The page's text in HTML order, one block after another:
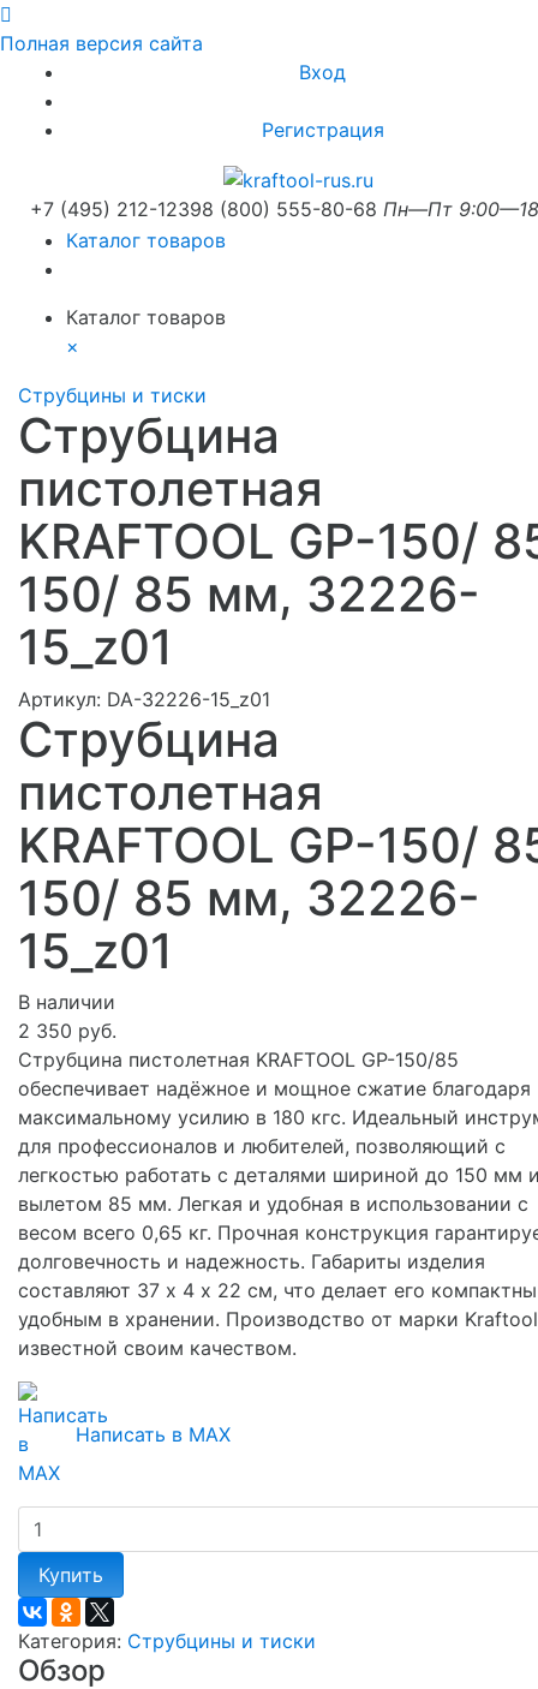
Полная версия сайта
Вход
Регистрация
+7 (495) 212-12398 (800) 555-80-68 Пн—Пт
Каталог товаров
Каталог товаров
×
Струбцины и тиски
Струбцина
пистолетная
KRAFTOOL GP-150/
150/ 85 мм, 32226-
15_z01
Артикул: DA-32226-15_z01
Струбцина
пистолетная
KRAFTOOL GP-150/
150/ 85 мм, 32226-
15_z01
В наличии
2 350 руб.
Струбцина пистолетная KRAFTOOL GP-150/85
обеспечивает надёжное и мощное сжатие благодаря
максимальному усилию в 180 кгс. Идеальный
для профессионалов и любителей, позволяющий с
легкостью работать с деталями шириной до 150 мм
вылетом 85 мм. Легкая и удобная в использовании с
весом всего 0,65 кг. Прочная конструкция
долговечность и надежность. Габариты изделия
составляют 37 х 4 х 22 см, что делает его
удобным в хранении. Производство от марки
известной своим качеством.
Написать в MAX
Купить
Категория: Струбцины и тиски
Обзор